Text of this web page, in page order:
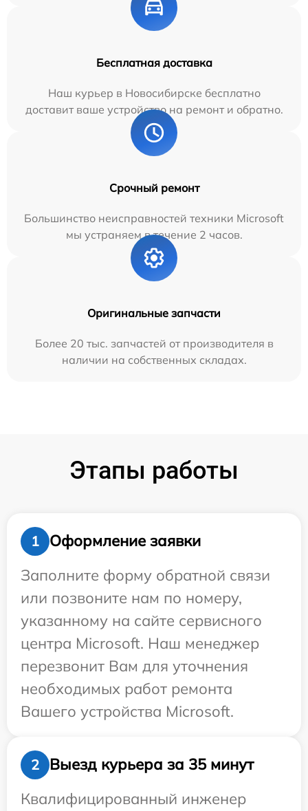
Бесплатная доставка
Наш курьер в Новосибирске бесплатно
доставит ваше устройство на ремонт и обратно.
Срочный ремонт
Большинство неисправностей техники Microsoft
мы устраняем в течение 2 часов.
Оригинальные запчасти
Более 20 тыс. запчастей от производителя в
наличии на собственных складах.
Этапы работы
1
Оформление заявки
Заполните форму обратной связи
или позвоните нам по номеру,
указанному на сайте сервисного
центра Microsoft. Наш менеджер
перезвонит Вам для уточнения
необходимых работ ремонта
Вашего устройства Microsoft.
2
Выезд курьера за 35 минут
Квалифицированный инженер